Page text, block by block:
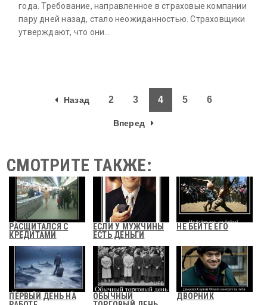
года. Требование, направленное в страховые компании
пару дней назад, стало неожиданностью. Страховщики
утверждают, что они…
Назад 2 3 4 5 6
Вперед
СМОТРИТЕ ТАКЖЕ:
РАСЩИТАЛСЯ С
КРЕДИТАМИ
ЕСЛИ У МУЖЧИНЫ
ЕСТЬ ДЕНЬГИ
НЕ БЕЙТЕ ЕГО
ПЕРВЫЙ ДЕНЬ НА
ОБЫЧНЫЙ
ДВОРНИК